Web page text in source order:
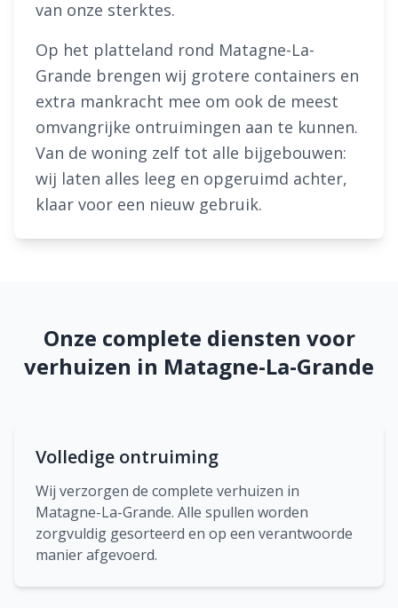
van onze sterktes.
Op het platteland rond Matagne-La-
Grande brengen wij grotere containers en
extra mankracht mee om ook de meest
omvangrijke ontruimingen aan te kunnen.
Van de woning zelf tot alle bijgebouwen:
wij laten alles leeg en opgeruimd achter,
klaar voor een nieuw gebruik.
Onze complete diensten voor
verhuizen in Matagne-La-Grande
Volledige ontruiming
Wij verzorgen de complete verhuizen in
Matagne-La-Grande. Alle spullen worden
zorgvuldig gesorteerd en op een verantwoorde
manier afgevoerd.